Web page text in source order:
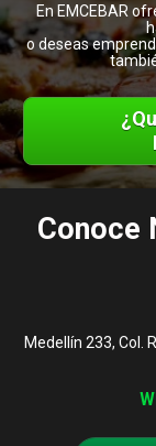
En EMCEBAR
o deseas
Conoce
Medellín 233, Col.